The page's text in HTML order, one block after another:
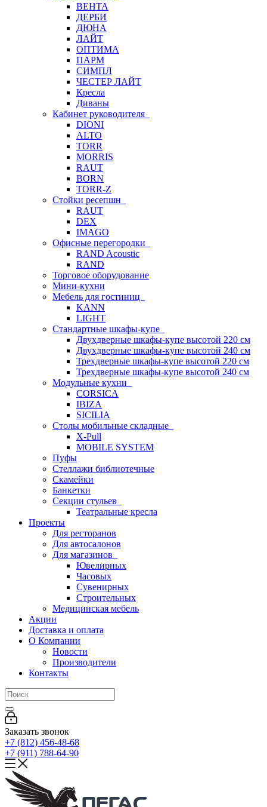
ВЕНТА
ДЕРБИ
ДЮНА
ЛАЙТ
ОПТИМА
ПАРМ
СИМПЛ
ЧЕСТЕР ЛАЙТ
Кресла
Диваны
Кабинет руководителя
DIONI
ALTO
TORR
MORRIS
RAUT
BORN
TORR-Z
Стойки ресепшн
RAUT
DEX
IMAGO
Офисные перегородки
RAND Acoustic
RAND
Торговое оборудование
Мини-кухни
Мебель для гостиниц
KANN
LIGHT
Стандартные шкафы-купе
Двухдверные шкафы-купе высотой 220 см
Двухдверные шкафы-купе высотой 240 см
Трехдверные шкафы-купе высотой 220 см
Трехдверные шкафы-купе высотой 240 см
Модульные кухни
CORSICA
IBIZA
SICILIA
Столы мобильные складные
X-Pull
MOBILE SYSTEM
Пуфы
Стеллажи библиотечные
Скамейки
Банкетки
Секции стульев
Театральные кресла
Проекты
Для ресторанов
Для автосалонов
Для магазинов
Ювелирных
Часовых
Сувенирных
Строительных
Медицинская мебель
Акции
Доставка и оплата
О Компании
Новости
Производители
Контакты
Заказать звонок
+7 (812) 456-48-68
+7 (911) 788-64-90